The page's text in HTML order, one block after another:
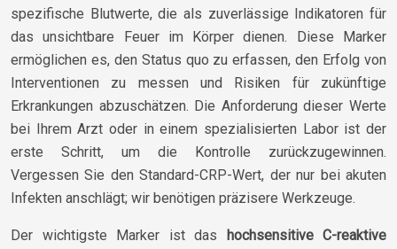
spezifische Blutwerte, die als zuverlässige Indikatoren für
das unsichtbare Feuer im Körper dienen. Diese Marker
ermöglichen es, den Status quo zu erfassen, den Erfolg von
Interventionen zu messen und Risiken für zukünftige
Erkrankungen abzuschätzen. Die Anforderung dieser Werte
bei Ihrem Arzt oder in einem spezialisierten Labor ist der
erste Schritt, um die Kontrolle zurückzugewinnen.
Vergessen Sie den Standard-CRP-Wert, der nur bei akuten
Infekten anschlägt; wir benötigen präzisere Werkzeuge.
Der wichtigste Marker ist das hochsensitive C-reaktive